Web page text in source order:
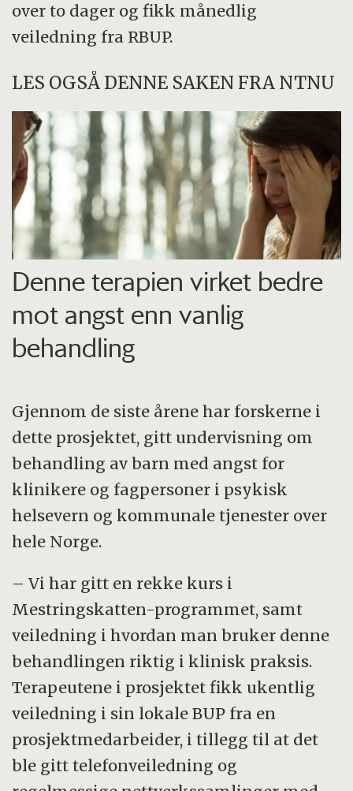
over to dager og fikk månedlig
veiledning fra RBUP.
LES OGSÅ DENNE SAKEN FRA NTNU
Denne terapien virket bedre
mot angst enn vanlig
behandling
Gjennom de siste årene har forskerne i
dette prosjektet, gitt undervisning om
behandling av barn med angst for
klinikere og fagpersoner i psykisk
helsevern og kommunale tjenester over
hele Norge.
– Vi har gitt en rekke kurs i
Mestringskatten-programmet, samt
veiledning i hvordan man bruker denne
behandlingen riktig i klinisk praksis.
Terapeutene i prosjektet fikk ukentlig
veiledning i sin lokale BUP fra en
prosjektmedarbeider, i tillegg til at det
ble gitt telefonveiledning og